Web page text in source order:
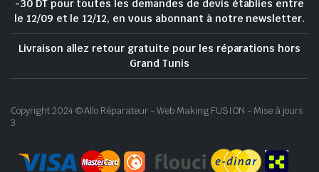
-30 DT pour toutes les demandes de devis établies entre
le 12/09 et le 12/12, en vous abonnant à notre newsletter.
Livraison allez retour gratuite pour les réparations hors
Grand Tunis
Copyright 2024 © Allo Réparateur - Web Making FUSION - Mise à jours
3